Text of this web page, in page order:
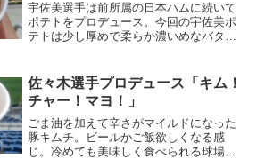
宇佐美選手は前所属の日本ハムに続いて
ポテトをプロデュース。今回の宇佐美ポ
テトは少し厚めで柔らか濃いめなバター
800円
佐々木選手プロデュース「キム！
チャー！マヨ！」
ごま油を加えて辛さがマイルドになった
豚キムチ。ビールかご飯欲しくなる感
じ。冷めても美味しく食べられる球場